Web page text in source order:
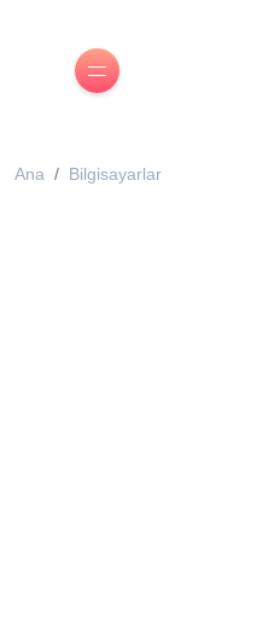
Ana Bilgisayarlar